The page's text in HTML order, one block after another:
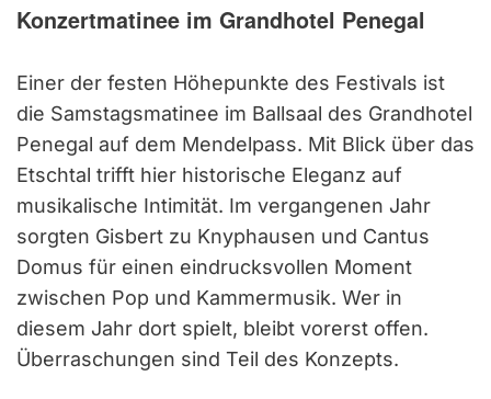
Konzertmatinee im Grandhotel Penegal
Einer der festen Höhepunkte des Festivals ist
die Samstagsmatinee im Ballsaal des Grandhotel
Penegal auf dem Mendelpass. Mit Blick über das
Etschtal trifft hier historische Eleganz auf
musikalische Intimität. Im vergangenen Jahr
sorgten Gisbert zu Knyphausen und Cantus
Domus für einen eindrucksvollen Moment
zwischen Pop und Kammermusik. Wer in
diesem Jahr dort spielt, bleibt vorerst offen.
Überraschungen sind Teil des Konzepts.